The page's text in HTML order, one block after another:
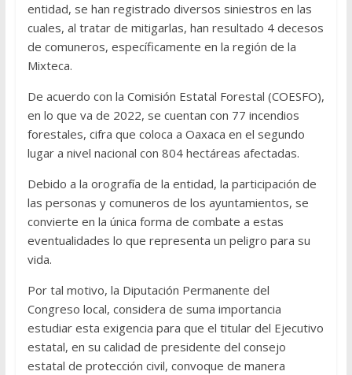
entidad, se han registrado diversos siniestros en las
cuales, al tratar de mitigarlas, han resultado 4 decesos
de comuneros, específicamente en la región de la
Mixteca.
De acuerdo con la Comisión Estatal Forestal (COESFO),
en lo que va de 2022, se cuentan con 77 incendios
forestales, cifra que coloca a Oaxaca en el segundo
lugar a nivel nacional con 804 hectáreas afectadas.
Debido a la orografía de la entidad, la participación de
las personas y comuneros de los ayuntamientos, se
convierte en la única forma de combate a estas
eventualidades lo que representa un peligro para su
vida.
Por tal motivo, la Diputación Permanente del
Congreso local, considera de suma importancia
estudiar esta exigencia para que el titular del Ejecutivo
estatal, en su calidad de presidente del consejo
estatal de protección civil, convoque de manera